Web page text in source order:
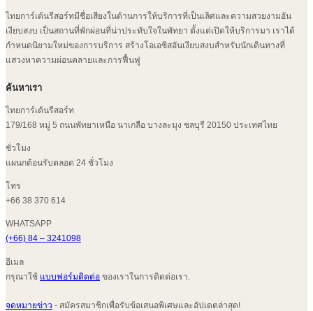
ไทยการ์เด้นรีสอร์ทมีชื่อเสียงในด้านการให้บริการที่เป็นเลิศและความสวยงามอัน
เงียบสงบ เป็นสถานที่พักผ่อนที่น่าประทับใจในพัทยา ตั้งแต่เปิดให้บริการมา เราได้
กำหนดนิยามใหม่ของการบริการ สร้างโอเอซิสอันเงียบสงบสำหรับนักเดินทางที่
แสวงหาความผ่อนคลายและการฟื้นฟู
ค้นหาเรา
ไทยการ์เด้นรีสอร์ท
179/168 หมู่ 5 ถนนพัทยาเหนือ นาเกลือ บางละมุง ชลบุรี 20150 ประเทศไทย
ชั่วโมง
แผนกต้อนรับตลอด 24 ชั่วโมง
โทร
+66 38 370 614
WHATSAPP
(+66) 84 – 3241098
อีเมล
กรุณาใช้ แบบฟอร์มติดต่อ ของเราในการติดต่อเรา.
จดหมายข่าว - สมัครสมาชิกเพื่อรับข้อเสนอพิเศษและอัปเดตล่าสุด!